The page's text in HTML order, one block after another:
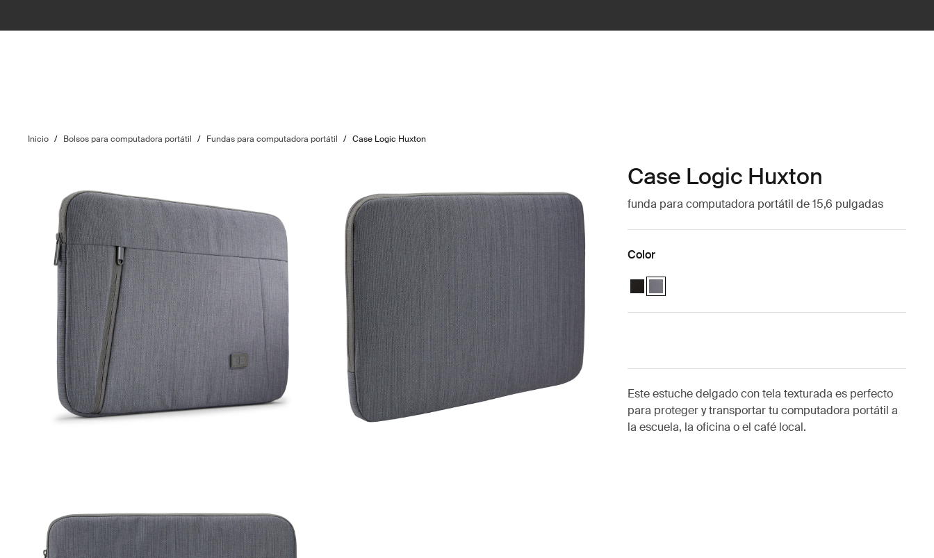
Inicio / Bolsos para computadora portátil / Fundas para computadora portátil / Case Logic Huxton
Case Logic Huxton
funda para computadora portátil de 15,6 pulgadas
Color
Case Logic Huxton 15.6" Laptop Sleeve Negro
Case Logic Huxton 15.6" Laptop Sleeve Grafito (selected)
Este estuche delgado con tela texturada es perfecto
para proteger y transportar tu computadora portátil a
la escuela, la oficina o el café local.